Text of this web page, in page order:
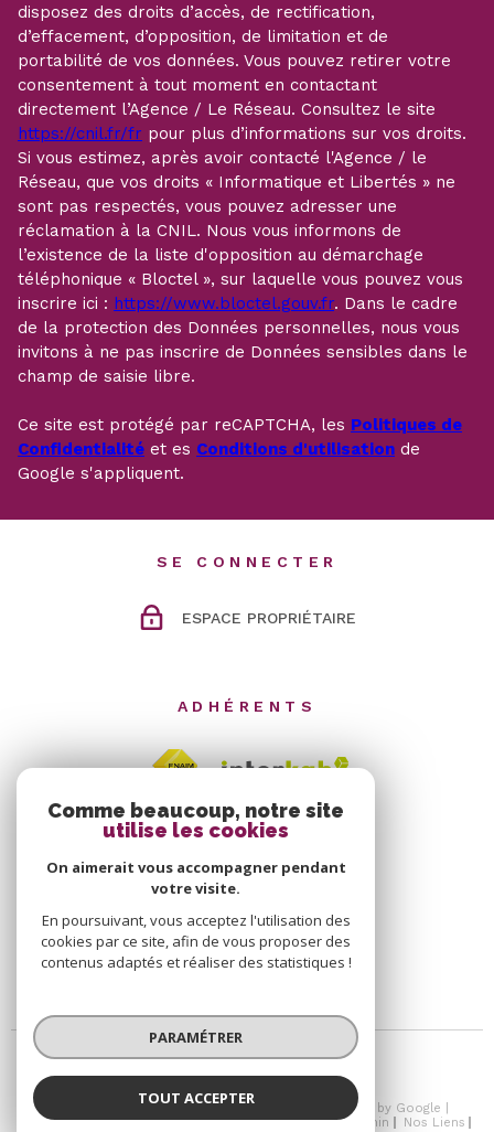
disposez des droits d’accès, de rectification,
d’effacement, d’opposition, de limitation et de
portabilité de vos données. Vous pouvez retirer votre
consentement à tout moment en contactant
directement l’Agence / Le Réseau. Consultez le site
https://cnil.fr/fr pour plus d’informations sur vos droits.
Si vous estimez, après avoir contacté l'Agence / le
Réseau, que vos droits « Informatique et Libertés » ne
sont pas respectés, vous pouvez adresser une
réclamation à la CNIL. Nous vous informons de
l’existence de la liste d'opposition au démarchage
téléphonique « Bloctel », sur laquelle vous pouvez vous
inscrire ici : https://www.bloctel.gouv.fr. Dans le cadre
de la protection des Données personnelles, nous vous
invitons à ne pas inscrire de Données sensibles dans le
champ de saisie libre.
Ce site est protégé par reCAPTCHA, les Politiques de
Confidentialité et es Conditions d'utilisation de
Google s'appliquent.
SE CONNECTER
ESPACE PROPRIÉTAIRE
ADHÉRENTS
© 2026 | Tous droits réservés | Traduction powered by Google |
Nos Honoraires
Plan Du Site Mentions Légales Admin
Nos Liens
Comme beaucoup, notre site
utilise les cookies
On aimerait vous accompagner pendant
votre visite.
En poursuivant, vous acceptez l'utilisation des
cookies par ce site, afin de vous proposer des
contenus adaptés et réaliser des statistiques !
PARAMÉTRER
TOUT ACCEPTER